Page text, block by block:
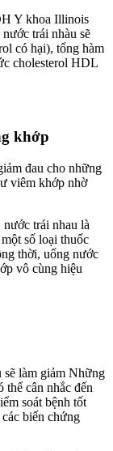
Y khoa Illinois
trái nhàu sẽ
có hại), tổng hàm
cholesterol HDL
khớp
đau cho những
viêm khớp nhờ
trái nhau là
số loại thuốc
thời, uống nước
vô cùng hiệu
sẽ làm giảm Những
thể cân nhắc đến
soát bệnh tốt
biến chứng